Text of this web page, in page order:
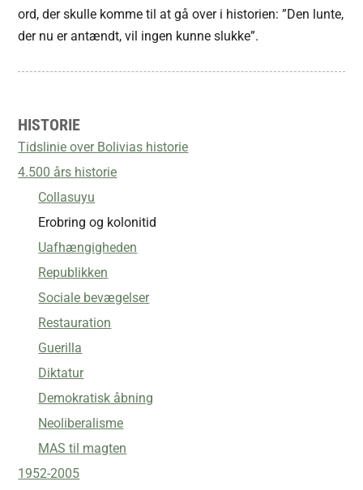
ord, der skulle komme til at gå over i historien: ”Den lunte,
der nu er antændt, vil ingen kunne slukke”.
HISTORIE
Tidslinie over Bolivias historie
4.500 års historie
Collasuyu
Erobring og kolonitid
Uafhængigheden
Republikken
Sociale bevægelser
Restauration
Guerilla
Diktatur
Demokratisk åbning
Neoliberalisme
MAS til magten
1952-2005